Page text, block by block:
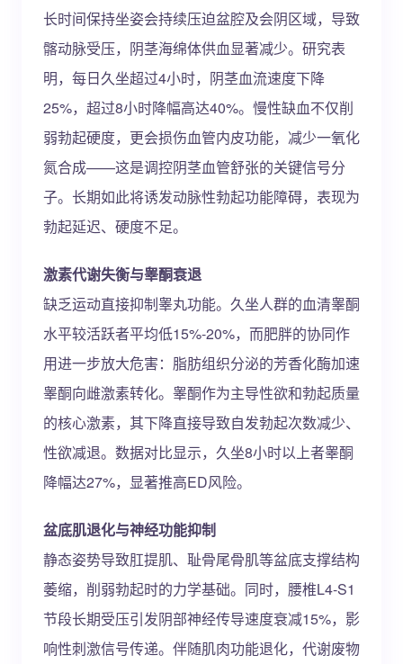
长时间保持坐姿会持续压迫盆腔及会阴区域，导致
髂动脉受压，阴茎海绵体供血显著减少。研究表
明，每日久坐超过4小时，阴茎血流速度下降
25%，超过8小时降幅高达40%。慢性缺血不仅削
弱勃起硬度，更会损伤血管内皮功能，减少一氧化
氮合成——这是调控阴茎血管舒张的关键信号分
子。长期如此将诱发动脉性勃起功能障碍，表现为
勃起延迟、硬度不足。
激素代谢失衡与睾酮衰退
缺乏运动直接抑制睾丸功能。久坐人群的血清睾酮
水平较活跃者平均低15%-20%，而肥胖的协同作
用进一步放大危害：脂肪组织分泌的芳香化酶加速
睾酮向雌激素转化。睾酮作为主导性欲和勃起质量
的核心激素，其下降直接导致自发勃起次数减少、
性欲减退。数据对比显示，久坐8小时以上者睾酮
降幅达27%，显著推高ED风险。
盆底肌退化与神经功能抑制
静态姿势导致肛提肌、耻骨尾骨肌等盆底支撑结构
萎缩，削弱勃起时的力学基础。同时，腰椎L4-S1
节段长期受压引发阴部神经传导速度衰减15%，影
响性刺激信号传递。伴随肌肉功能退化，代谢废物